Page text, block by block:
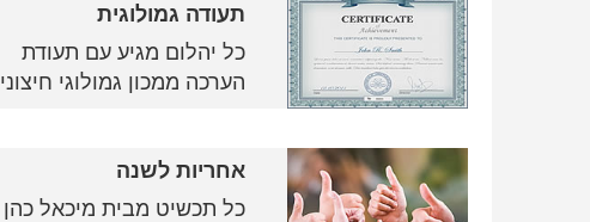
תעודה גמולוגית
כל יהלום מגיע עם תעודת
הערכה ממכון גמולוגי חיצוני
אחריות לשנה
כל תכשיט מבית מיכאל כהן